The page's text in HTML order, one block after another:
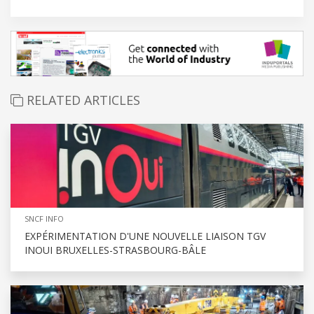
RELATED ARTICLES
SNCF INFO
EXPÉRIMENTATION D'UNE NOUVELLE LIAISON TGV
INOUI BRUXELLES-STRASBOURG-BÂLE